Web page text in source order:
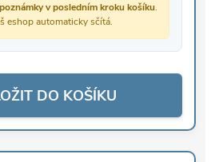
poznámky v posledním kroku košíku.
eshop automaticky sčítá.
DO KOŠÍKU